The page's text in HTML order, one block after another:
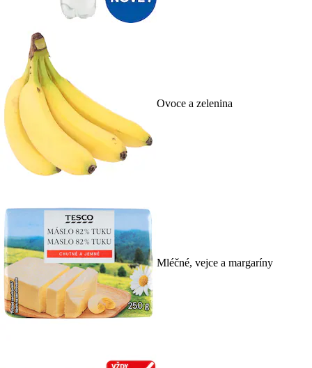
Ovoce a zelenina
Mléčné, vejce a margaríny